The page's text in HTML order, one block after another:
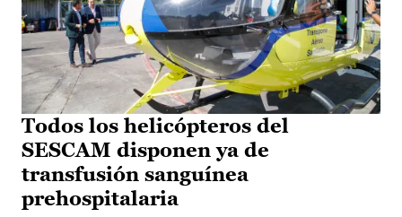
Todos los helicópteros del
SESCAM disponen ya de
transfusión sanguínea
prehospitalaria